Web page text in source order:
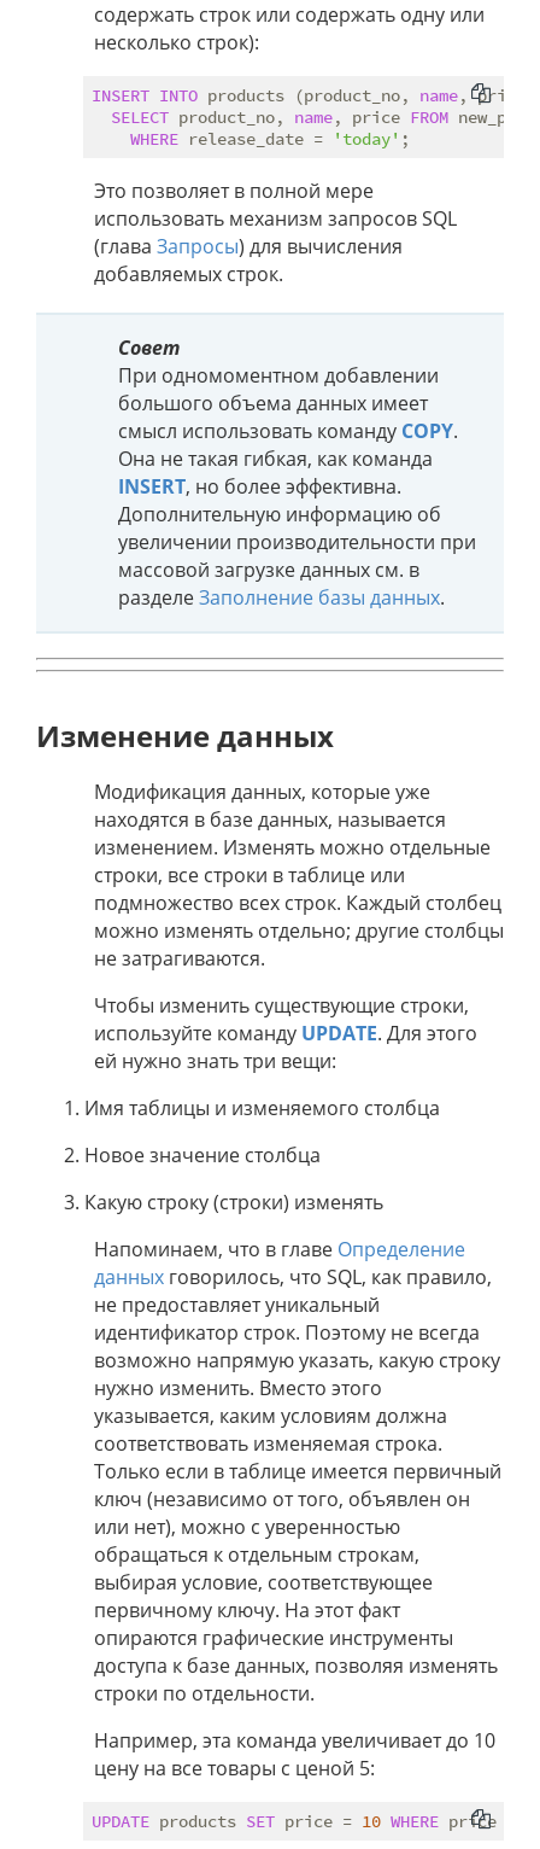
содержать строк или содержать одну или
несколько строк):
INSERT INTO products (product_no, name, price)
SELECT product_no, name, price FROM
WHERE release_date = 'today'
Это позволяет в полной мере
использовать механизм запросов SQL
(глава Запросы) для вычисления
добавляемых строк.
Совет
При одномоментном добавлении
большого объема данных имеет
смысл использовать команду COPY.
Она не такая гибкая, как команда
INSERT, но более эффективна.
Дополнительную информацию об
увеличении производительности при
массовой загрузке данных см. в
разделеЗаполнение базы данных.
Изменение данных
Модификация данных, которые уже
находятся в базе данных, называется
изменением. Изменять можно отдельные
строки, все строки в таблице или
подмножество всех строк. Каждый столбец
можно изменять отдельно; другие столбцы
не затрагиваются.
Чтобы изменить существующие строки,
используйте команду UPDATE. Для этого
ей нужно знать три вещи:
Имя таблицы и изменяемого столбца
Новое значение столбца
Какую строку (строки) изменять
Напоминаем, что в главе Определение
данных говорилось, что SQL, как правило,
не предоставляет уникальный
идентификатор строк. Поэтому не всегда
возможно напрямую указать, какую строку
нужно изменить. Вместо этого
указывается, каким условиям должна
соответствовать изменяемая строка.
Только если в таблице имеется первичный
ключ (независимо от того, объявлен он
или нет), можно с уверенностью
обращаться к отдельным строкам,
выбирая условие, соответствующее
первичному ключу. На этот факт
опираются графические инструменты
доступа к базе данных, позволяя изменять
строки по отдельности.
Например, эта команда увеличивает до 10
цену на все товары с ценой 5:
UPDATE products SET price = 10 WHERE price =